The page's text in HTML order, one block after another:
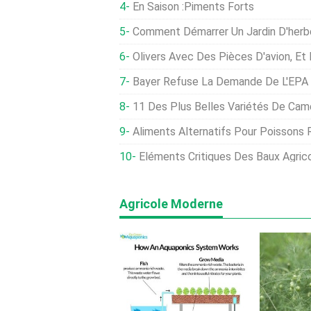
En Saison :Piments Forts
Comment Démarrer Un Jardin
Olivers Avec Des Pièces D'avion, Et Des
Bayer Refuse La Demande De L'EPA D'arrêter
11 Des Plus Belles Variétés De
Aliments Alternatifs Pour Poissons
Éléments Critiques Des Baux
Agricole Moderne